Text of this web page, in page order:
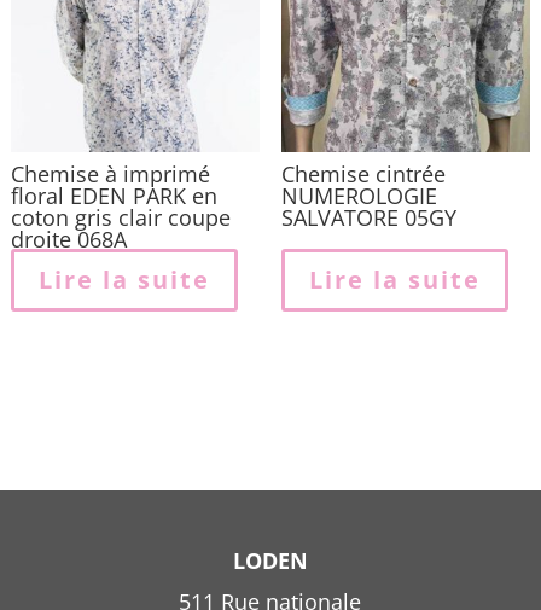
Chemise à imprimé
floral EDEN PARK en
coton gris clair coupe
droite 068A
Lire la suite
Chemise cintrée
NUMEROLOGIE
SALVATORE 05GY
Lire la suite
LODEN
511 Rue nationale